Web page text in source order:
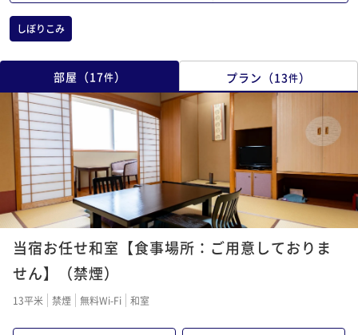
しぼりこみ
部屋 （17件） プラン （13件）
当宿お任せ和室【食事場所：ご用意しておりま
せん】（禁煙）
13平米 禁煙 無料Wi-Fi 和室